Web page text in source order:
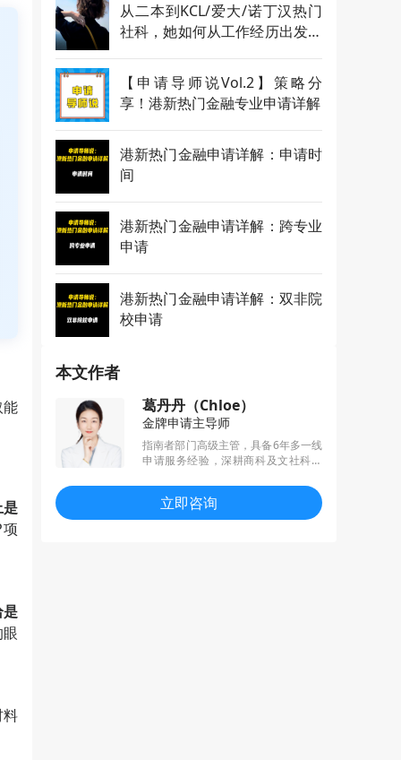
能
是
是
从二本到KCL/爱大/诺丁汉热门
社科，她如何从工作经历出发，
【申请导师说Vol.2】策略分
享！港新热门金融专业申请详解
港新热门金融申请详解：申请时
间
港新热门金融申请详解：跨专业
申请
港新热门金融申请详解：双非院
校申请
本文作者
葛丹丹（Chloe）
金牌申请主导师
指南者部门高级主管，具备6年多一线
申请服务经验，深耕商科及文社科方
点，秉承“用心服务，筑梦未来”的申请
理念，多年来深受学生和家长的一致
认可和好评。
立即咨询